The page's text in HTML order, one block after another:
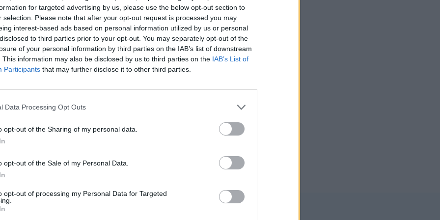
for targeted advertising by us, please use the below opt-out section to
selection. Please note that after your opt-out request is processed you may
interest-based ads based on personal information utilized by us or personal
to third parties prior to your opt-out. You may separately opt-out of the
of your personal information by third parties on the IAB’s list of downstream
This information may also be disclosed by us to third parties on the IAB’s List of
Participants that may further disclose it to other third parties.
Data Processing Opt Outs
opt-out of the Sharing of my personal data.
opt-out of the Sale of my Personal Data.
opt-out of processing my Personal Data for Targeted
είναι η χημική ουσία που δημιουργείται στον οργανισμό
ουσίες που λέγονται πουρίνες.
πρέπει να αποφεύγετε για
ουρικό οξύ
ουρικού οξέος στον οργανισμό μπορεί να